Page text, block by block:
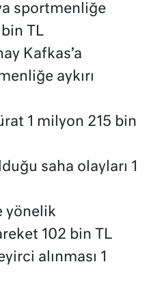
sportmenliğe
bin TL
Kafkas’a
aykırı
1 milyon 215 bin
saha olayları 1
yönelik
102 bin TL
alınması 1